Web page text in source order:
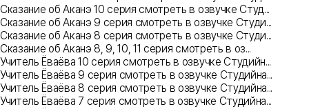
Сказание об Аканэ 10 серия смотреть в озвучке Студ...
Сказание об Аканэ 9 серия смотреть в озвучке Студи...
Сказание об Аканэ 8 серия смотреть в озвучке Студи...
Сказание об Аканэ 8, 9, 10, 11 серия смотреть в оз...
Учитель Ёваёва 10 серия смотреть в озвучке Студийн...
Учитель Ёваёва 9 серия смотреть в озвучке Студийна...
Учитель Ёваёва 8 серия смотреть в озвучке Студийна...
Учитель Ёваёва 7 серия смотреть в озвучке Студийна...